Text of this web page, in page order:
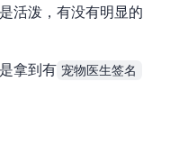
活泼，有没有明显的
拿到有 宠物医生签名